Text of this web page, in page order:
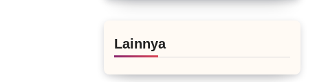
Lainnya